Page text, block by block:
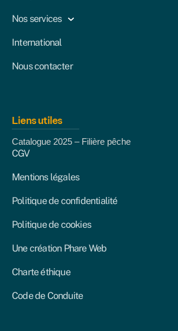
Nos services
International
Nous contacter
Liens utiles
Catalogue 2025 – Filière pêche
CGV
Mentions légales
Politique de confidentialité
Politique de cookies
Une création Phare Web
Charte éthique
Code de Conduite